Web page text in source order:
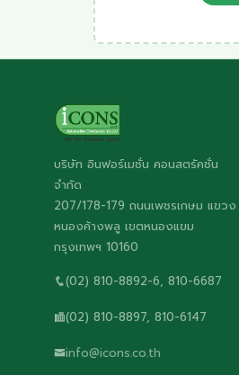
บริษัท อินฟอร์เมชั่น คอนสตรัคชั่น
จำกัด
207/178-179 ถนนเพชรเกษม แขวง
หนองค้างพลู เขตหนองแขม
กรุงเทพฯ 10160
(02) 810-8892-6, 810-6687
(02) 810-8897, 810-6147
info@icons.co.th